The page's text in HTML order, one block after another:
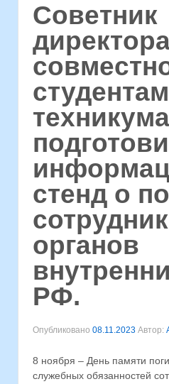
Советник
техникума
стенд о
органов
РФ.
Опубликовано 08.11.2023 Автор:
8 ноября – День памяти
служебных обязанностей